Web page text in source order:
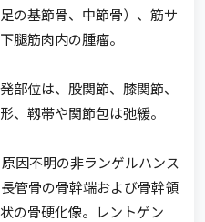
の基節骨、中節骨）、筋サ
腿筋肉内の腫瘤。
位は、股関節、膝関節、
、靱帯や関節包は弛緩。
因不明の非ランゲルハンス
管骨の骨幹端および骨幹領
の骨硬化像。レントゲン